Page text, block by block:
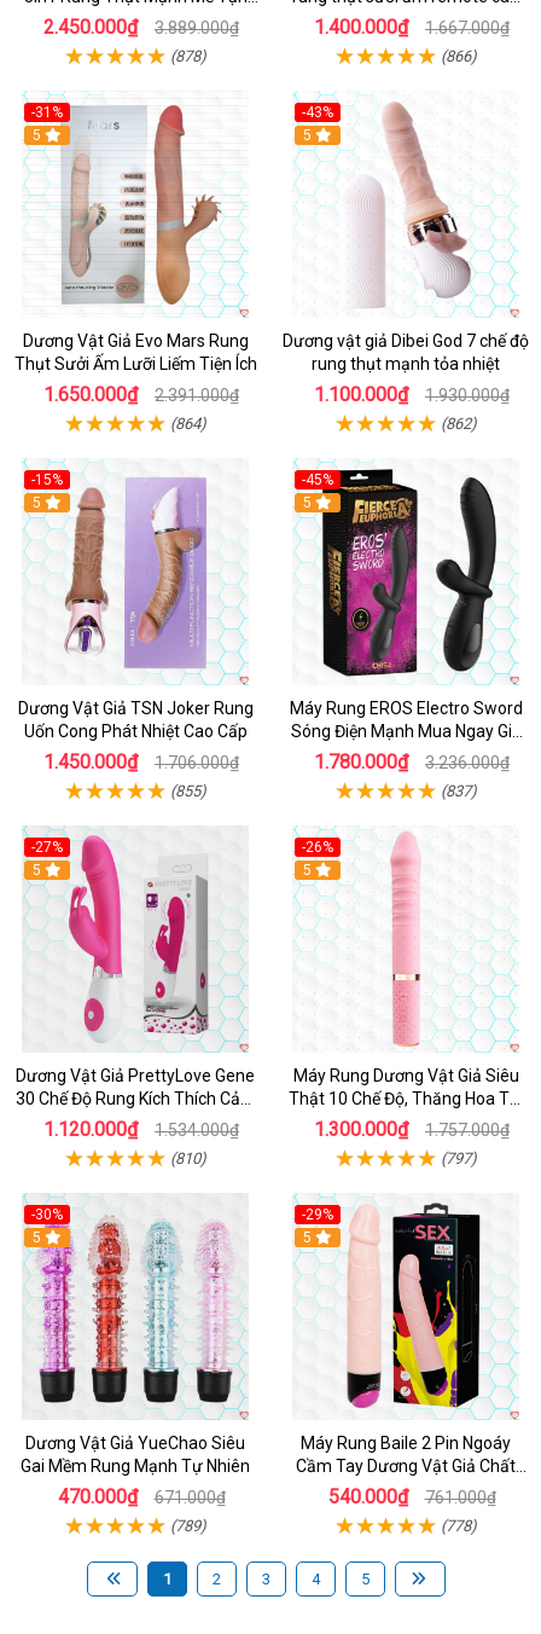
Hưởng
2.450.000₫ 3.889.000₫
(878)
cấp
1.400.000₫ 1.667.000₫
(866)
-31%
5
Dương Vật Giả Evo Mars Rung
Thụt Sưởi Ấm Lưỡi Liếm Tiện Ích
1.650.000₫ 2.391.000₫
(864)
-43%
Hot
5
Dương vật giả Dibei God 7 chế độ
rung thụt mạnh tỏa nhiệt
1.100.000₫ 1.930.000₫
(862)
-15%
5
Dương Vật Giả TSN Joker Rung
Uốn Cong Phát Nhiệt Cao Cấp
1.450.000₫ 1.706.000₫
(855)
-45%
5
Máy Rung EROS Electro Sword
Sóng Điện Mạnh Mua Ngay Giá
Tốt
1.780.000₫ 3.236.000₫
(837)
-27%
Hot
5
Dương Vật Giả PrettyLove Gene
30 Chế Độ Rung Kích Thích Cảm
Biến Âm Thanh
1.120.000₫ 1.534.000₫
(810)
-26%
Hot
5
Máy Rung Dương Vật Giả Siêu
Thật 10 Chế Độ, Thăng Hoa Tối
Ưu
1.300.000₫ 1.757.000₫
(797)
-30%
Hot
5
Dương Vật Giả YueChao Siêu
Gai Mềm Rung Mạnh Tự Nhiên
470.000₫ 671.000₫
(789)
-29%
Hot
5
Máy Rung Baile 2 Pin Ngoáy
Cầm Tay Dương Vật Giả Chất
Lượng
540.000₫ 761.000₫
(778)
1 2 3 4 5